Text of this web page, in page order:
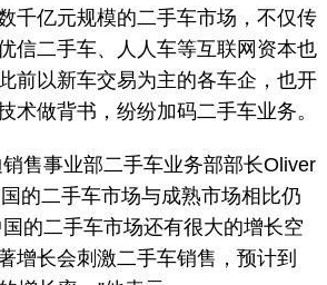
千亿元规模的二手车市场，不仅传
信二手车、人人车等互联网资本也
前以新车交易为主的各车企，也开
术做背书，纷纷加码二手车业务。
事业部二手车业务部部长Oliver
的二手车市场与成熟市场相比仍
的二手车市场还有很大的增长空
增长会刺激二手车销售，预计到